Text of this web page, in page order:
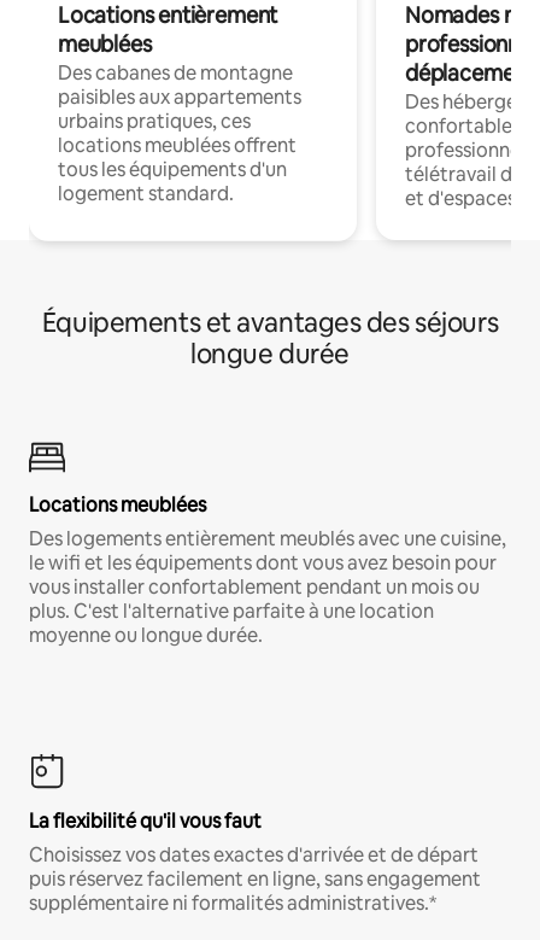
Locations entièrement
meublées
Des cabanes de montagne
paisibles aux appartements
urbains pratiques, ces
locations meublées offrent
tous les équipements d'un
logement standard.
Nomades
déplacement
Des
confortables
professionnels
télétravail
et d'espaces
Équipements et avantages des séjours
longue durée
Locations meublées
Des logements entièrement meublés avec une cuisine,
le wifi et les équipements dont vous avez besoin pour
vous installer confortablement pendant un mois ou
plus. C'est l'alternative parfaite à une location
moyenne ou longue durée.
La flexibilité qu'il vous faut
Choisissez vos dates exactes d'arrivée et de départ
puis réservez facilement en ligne, sans engagement
supplémentaire ni formalités administratives.*